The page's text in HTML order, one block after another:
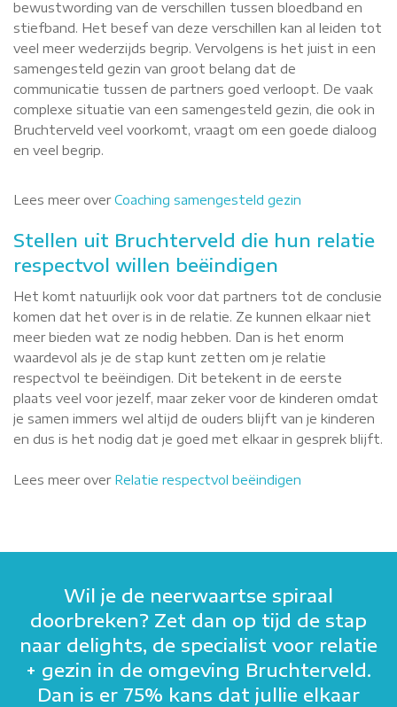
bewustwording van de verschillen tussen bloedband en
stiefband. Het besef van deze verschillen kan al leiden tot
veel meer wederzijds begrip. Vervolgens is het juist in een
samengesteld gezin van groot belang dat de
communicatie tussen de partners goed verloopt. De vaak
complexe situatie van een samengesteld gezin, die ook in
Bruchterveld veel voorkomt, vraagt om een goede dialoog
en veel begrip.
Lees meer overCoaching samengesteld gezin
Stellen uit Bruchterveld die hun relatie
respectvol willen beëindigen
Het komt natuurlijk ook voor dat partners tot de conclusie
komen dat het over is in de relatie. Ze kunnen elkaar niet
meer bieden wat ze nodig hebben. Dan is het enorm
waardevol als je de stap kunt zetten om je relatie
respectvol te beëindigen. Dit betekent in de eerste
plaats veel voor jezelf, maar zeker voor de kinderen omdat
je samen immers wel altijd de ouders blijft van je kinderen
en dus is het nodig dat je goed met elkaar in gesprek blijft.
Lees meer over Relatie respectvol beëindigen
Wil je de neerwaartse spiraal
doorbreken? Zet dan op tijd de stap
naar delights, de specialist voor relatie
+ gezin in de omgeving Bruchterveld.
Dan is er 75% kans dat jullie elkaar